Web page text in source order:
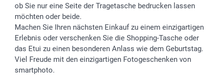
ob Sie nur eine Seite der Tragetasche bedrucken lassen
möchten oder beide.
Machen Sie Ihren nächsten Einkauf zu einem einzigartigen
Erlebnis oder verschenken Sie die Shopping-Tasche oder
das Etui zu einen besonderen Anlass wie dem Geburtstag.
Viel Freude mit den einzigartigen Fotogeschenken von
smartphoto.